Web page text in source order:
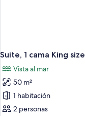
Suite, 1 cama King size
Vista al mar
50 m²
1 habitación
2 personas